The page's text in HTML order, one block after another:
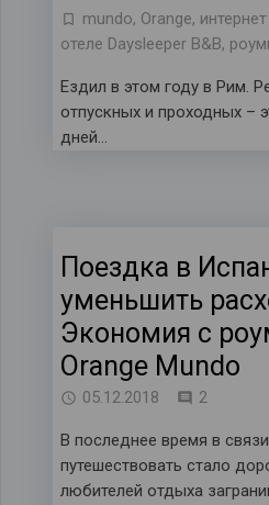
mundo, Orange,
отеле Daysleeper B&B,
Ездил в этом году в Рим.
отпускных и проходных –
дней…
Поездка в
уменьшить
Экономия с
Orange Mundo
05.12.2018 2
В последнее время в
путешествовать стало
любителей отдыха